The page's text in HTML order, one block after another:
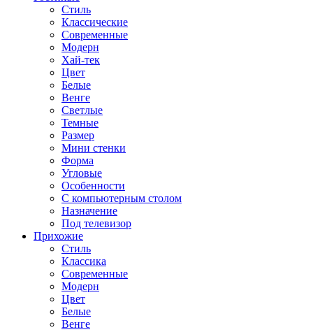
Стиль
Классические
Современные
Модерн
Хай-тек
Цвет
Белые
Венге
Светлые
Темные
Размер
Мини стенки
Форма
Угловые
Особенности
С компьютерным столом
Назначение
Под телевизор
Прихожие
Стиль
Классика
Современные
Модерн
Цвет
Белые
Венге